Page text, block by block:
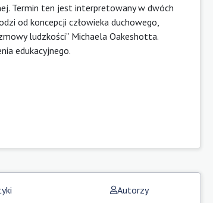
Termin ten jest interpretowany w dwóch
od koncepcji człowieka duchowego,
ludzkości” Michaela Oakeshotta.
edukacyjnego.
Autorzy